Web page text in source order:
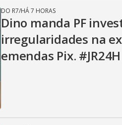
DO R7/HÁ 7 HORAS
Dino manda PF
irregularidades na
emendas Pix.